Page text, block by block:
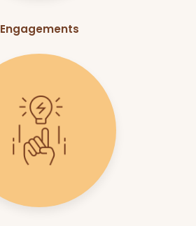
Engagements